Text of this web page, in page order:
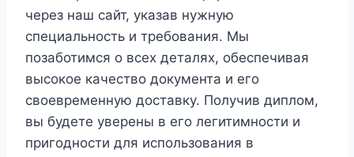
через наш сайт, указав нужную
специальность и требования. Мы
позаботимся о всех деталях, обеспечивая
высокое качество документа и его
своевременную доставку. Получив диплом,
вы будете уверены в его легитимности и
пригодности для использования в